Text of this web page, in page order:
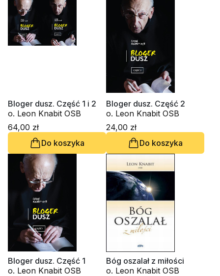
Bloger dusz. Część 1 i 2
o. Leon Knabit OSB
64,00 zł
Do koszyka
Bloger dusz. Część 2
o. Leon Knabit OSB
24,00 zł
Do koszyka
Bloger dusz. Część 1
o. Leon Knabit OSB
Bóg oszalał z miłości
o. Leon Knabit OSB